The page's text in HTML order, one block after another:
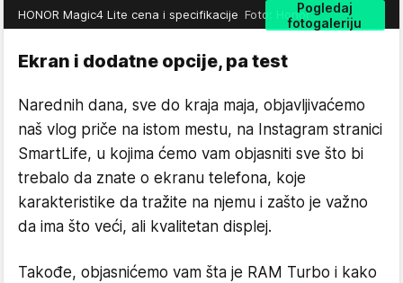
Pogledaj
fotogaleriju
HONOR Magic4 Lite cena i specifikacije Foto: Honor
Ekran i dodatne opcije, pa test
Narednih dana, sve do kraja maja, objavljivaćemo
naš vlog priče na istom mestu, na Instagram stranici
SmartLife, u kojima ćemo vam objasniti sve što bi
trebalo da znate o ekranu telefona, koje
karakteristike da tražite na njemu i zašto je važno
da ima što veći, ali kvalitetan displej.
Takođe, objasnićemo vam šta je RAM Turbo i kako